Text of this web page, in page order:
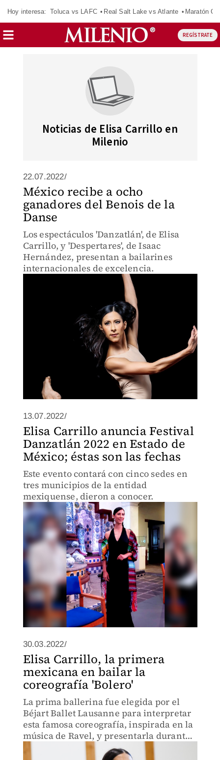
Hoy interesa: Toluca vs LAFC Real Salt Lake vs Atlante Maratón
REGÍSTRATE
Noticias de Elisa Carrillo en
Milenio
22.07.2022/
México recibe a ocho
ganadores del Benois de la
Danse
Los espectáculos 'Danzatlán', de Elisa
Carrillo, y 'Despertares', de Isaac
Hernández, presentan a bailarines
internacionales de excelencia.
13.07.2022/
Elisa Carrillo anuncia Festival
Danzatlán 2022 en Estado de
México; éstas son las fechas
Este evento contará con cinco sedes en
tres municipios de la entidad
mexiquense, dieron a conocer.
30.03.2022/
Elisa Carrillo, la primera
mexicana en bailar la
coreografía 'Bolero'
La prima ballerina fue elegida por el
Béjart Ballet Lausanne para interpretar
esta famosa coreografía, inspirada en la
música de Ravel, y presentarla durante
una gira por nuestro país.